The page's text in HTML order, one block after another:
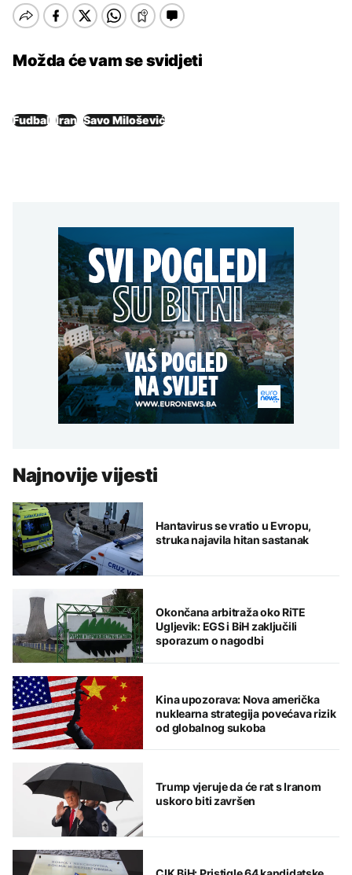
Možda će vam se svidjeti
Fudbal Iran Savo Milošević
Najnovije vijesti
Hantavirus se vratio u Evropu,
struka najavila hitan sastanak
Okončana arbitraža oko RiTE
Ugljevik: EGS i BiH zaključili
sporazum o nagodbi
Kina upozorava: Nova američka
nuklearna strategija povećava rizik
od globalnog sukoba
Trump vjeruje da će rat s Iranom
uskoro biti završen